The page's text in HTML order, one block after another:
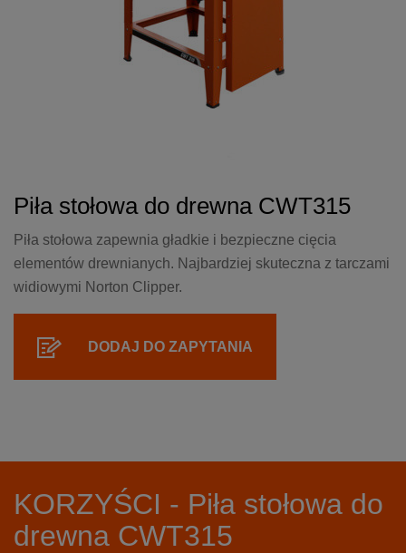
Piła stołowa do drewna CWT315
Piła stołowa zapewnia gładkie i bezpieczne cięcia
elementów drewnianych. Najbardziej skuteczna z tarczami
widiowymi Norton Clipper.
DODAJ DO ZAPYTANIA
KORZYŚCI - Piła stołowa do
drewna CWT315